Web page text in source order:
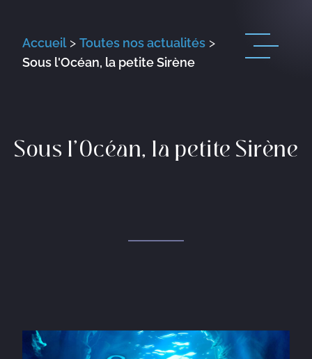
Accueil> Toutes nos actualités >
Sous l'Océan, la petite Sirène
Sous l’Océan, la petite Sirène